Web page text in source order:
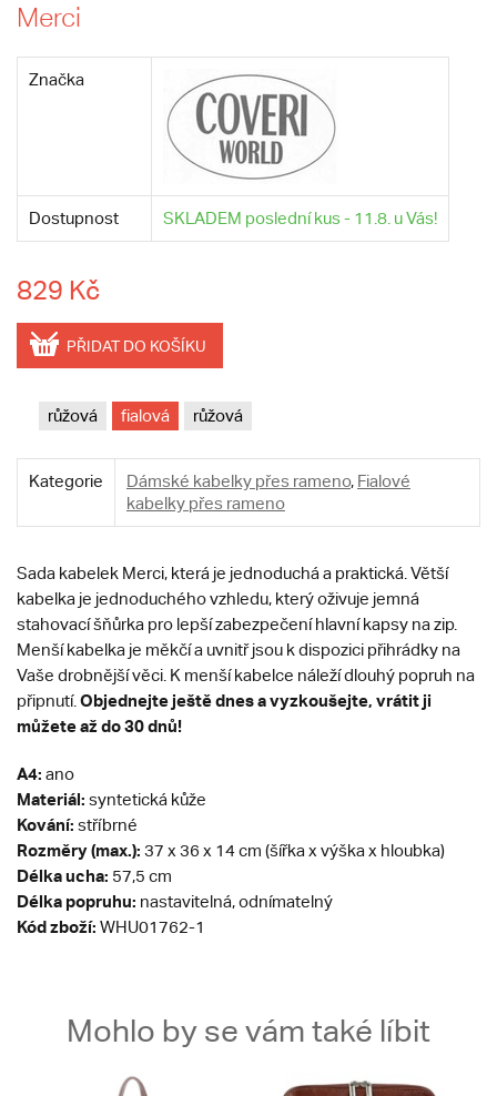
Merci
Značka
Dostupnost SKLADEM poslední kus - 11.8. u Vás!
829 Kč
PŘIDAT DO KOŠÍKU
růžová fialová růžová
Kategorie Dámské kabelky přes rameno, Fialové
kabelky přes rameno
Sada kabelek Merci, která je jednoduchá a praktická. Větší
kabelka je jednoduchého vzhledu, který oživuje jemná
stahovací šňůrka pro lepší zabezpečení hlavní kapsy na zip.
Menší kabelka je měkčí a uvnitř jsou k dispozici přihrádky na
Vaše drobnější věci. K menší kabelce náleží dlouhý popruh na
připnutí. Objednejte ještě dnes a vyzkoušejte, vrátit ji
můžete až do 30 dnů!
A4: ano
Materiál: syntetická kůže
Kování: stříbrné
Rozměry (max.): 37 x 36 x 14 cm (šířka x výška x hloubka)
Délka ucha: 57,5 cm
Délka popruhu: nastavitelná, odnímatelný
Kód zboží: WHU01762-1
Mohlo by se vám také líbit